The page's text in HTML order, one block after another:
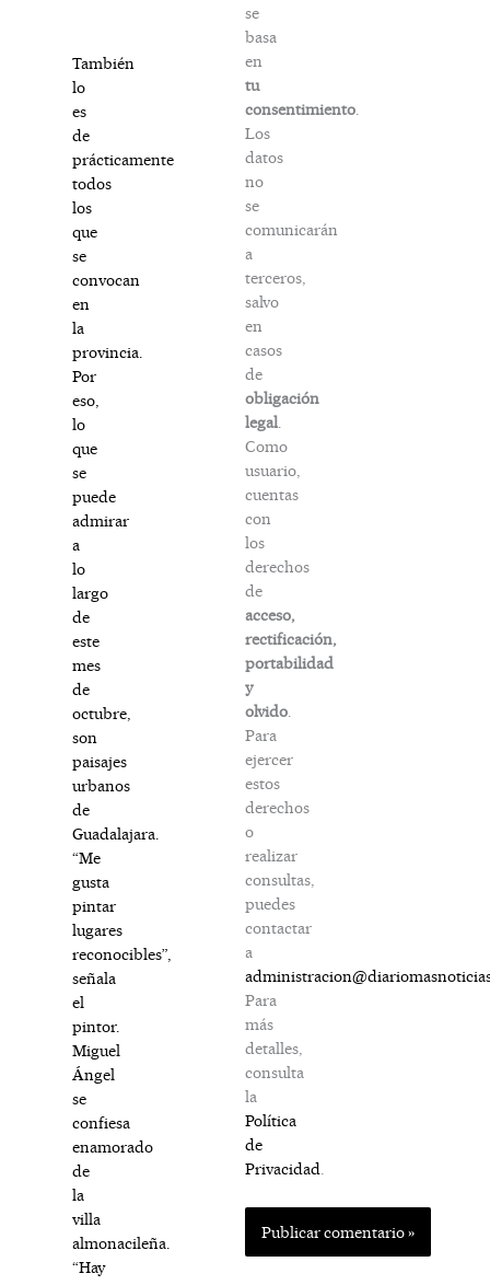
También
lo
es
de
prácticamente
todos
los
que
se
convocan
en
la
provincia.
Por
eso,
lo
que
se
puede
admirar
a
lo
largo
de
este
mes
de
octubre,
son
paisajes
urbanos
de
Guadalajara.
“Me
gusta
pintar
lugares
reconocibles”,
señala
el
pintor.
Miguel
Ángel
se
confiesa
enamorado
de
la
villa
almonacileña.
“Hay
se
basa
en
tu
consentimiento.
Los
datos
no
se
comunicarán
a
terceros,
salvo
en
casos
de
obligación
legal.
Como
usuario,
cuentas
con
los
derechos
de
acceso,
rectificación,
portabilidad
y
olvido.
Para
ejercer
estos
derechos
o
realizar
consultas,
puedes
contactar
a
Para
más
detalles,
consulta
la
Política
de
Privacidad